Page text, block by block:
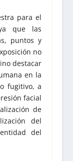
para el
que las
puntos y
no
destacar
en la
fugitivo, a
facial
de
del
del